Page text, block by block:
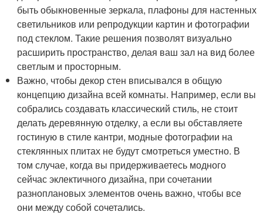
быть обыкновенные зеркала, плафоны для настенных
светильников или репродукции картин и фотографии
под стеклом. Такие решения позволят визуально
расширить пространство, делая ваш зал на вид более
светлым и просторным.
Важно, чтобы декор стен вписывался в общую
концепцию дизайна всей комнаты. Например, если вы
собрались создавать классический стиль, не стоит
делать деревянную отделку, а если вы обставляете
гостиную в стиле кантри, модные фотографии на
стеклянных плитах не будут смотреться уместно. В
том случае, когда вы придерживаетесь модного
сейчас эклектичного дизайна, при сочетании
разноплановых элементов очень важно, чтобы все
они между собой сочетались.